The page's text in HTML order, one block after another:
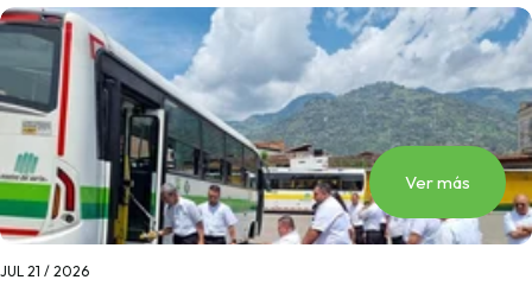
Ver más
JUL 21 / 2026